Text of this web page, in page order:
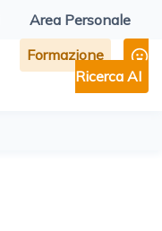
Area Personale
Formazione
Ricerca AI